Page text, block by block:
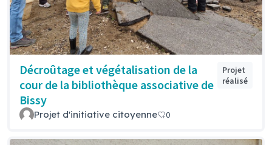
Décroûtage et végétalisation de la
cour de la bibliothèque associative de
Bissy
Projet
réalisé
Projet d'initiative citoyenne 0